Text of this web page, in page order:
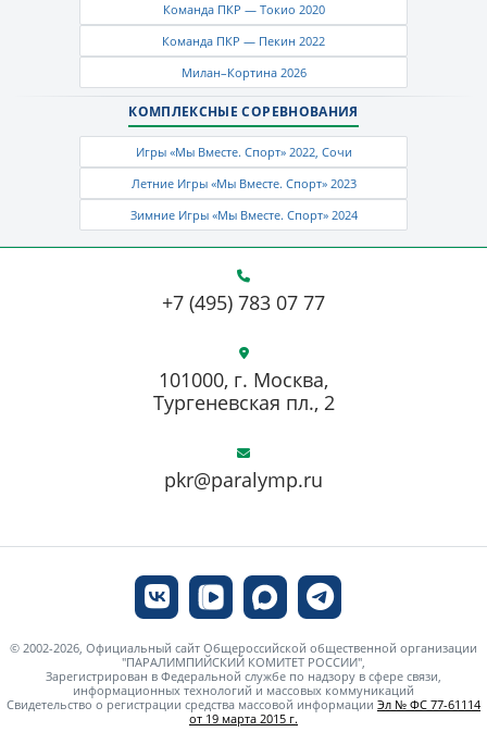
Команда ПКР — Токио 2020
Команда ПКР — Пекин 2022
Милан–Кортина 2026
КОМПЛЕКСНЫЕ СОРЕВНОВАНИЯ
Игры «Мы Вместе. Спорт» 2022, Сочи
Летние Игры «Мы Вместе. Спорт» 2023
Зимние Игры «Мы Вместе. Спорт» 2024
+7 (495) 783 07 77
pkr@paralymp.ru
101000, г. Москва,
Тургеневская пл., 2
© 2002-2026, Официальный сайт Общероссийской общественной организации
"ПАРАЛИМПИЙСКИЙ КОМИТЕТ РОССИИ",
Зарегистрирован в Федеральной службе по надзору в сфере связи,
информационных технологий и массовых коммуникаций
Свидетельство о регистрации средства массовой информации Эл № ФС 77-61114
от 19 марта 2015 г.